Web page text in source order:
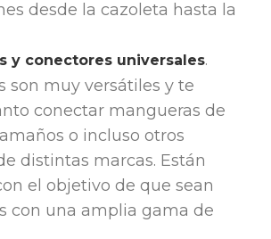
desde la cazoleta hasta la
y conectores universales.
son muy versátiles y te
conectar mangueras de
o incluso otros
distintas marcas. Están
el objetivo de que sean
con una amplia gama de